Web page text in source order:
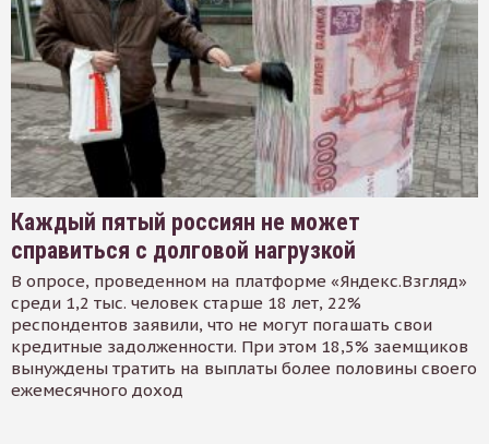
Каждый пятый россиян не может
справиться с долговой нагрузкой
В опросе, проведенном на платформе «Яндекс.Взгляд»
среди 1,2 тыс. человек старше 18 лет, 22%
респондентов заявили, что не могут погашать свои
кредитные задолженности. При этом 18,5% заемщиков
вынуждены тратить на выплаты более половины своего
ежемесячного доход